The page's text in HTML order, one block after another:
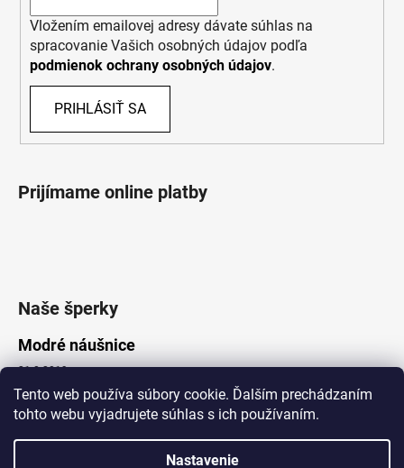
Tento web používa súbory cookie. Ďalším prechádzaním
tohto webu vyjadrujete súhlas s ich používaním.
Nastavenie
Vložením emailovej adresy dávate súhlas na
spracovanie Vašich osobných údajov podľa
podmienok ochrany osobných údajov.
PRIHLÁSIŤ SA
Prijímame online platby
Naše šperky
Modré náušnice
21.8.2019
Vytvoril Shoptet